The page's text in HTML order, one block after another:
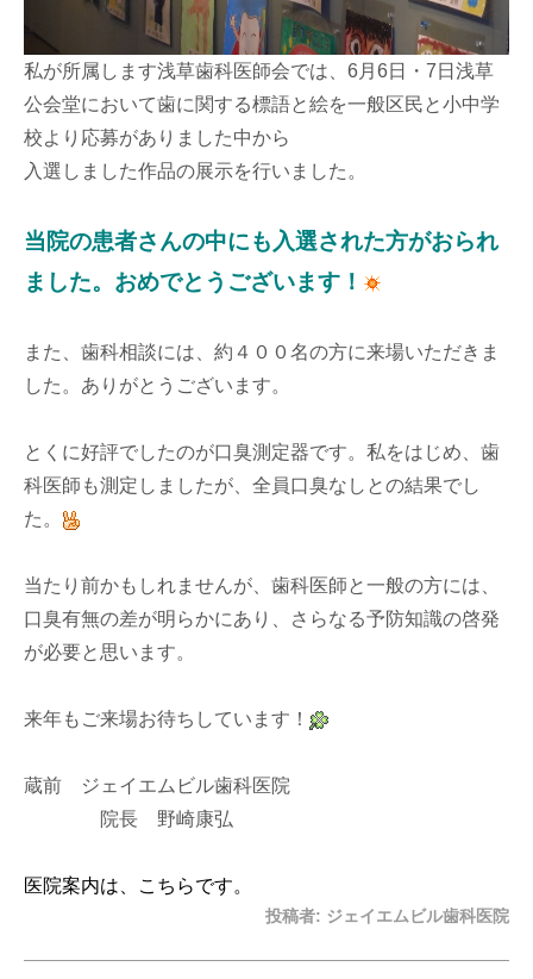
私が所属します浅草歯科医師会では、6月6日・7日浅草
公会堂において歯に関する標語と絵を一般区民と小中学
校より応募がありました中から
入選しました作品の展示を行いました。
当院の患者さんの中にも入選された方がおられ
ました。おめでとうございます！
また、歯科相談には、約４００名の方に来場いただきま
した。ありがとうございます。
とくに好評でしたのが口臭測定器です。私をはじめ、歯
科医師も測定しましたが、全員口臭なしとの結果でし
た。
当たり前かもしれませんが、歯科医師と一般の方には、
口臭有無の差が明らかにあり、さらなる予防知識の啓発
が必要と思います。
来年もご来場お待ちしています！
蔵前 ジェイエムビル歯科医院
院長 野崎康弘
医院案内は、こちらです。
投稿者: ジェイエムビル歯科医院